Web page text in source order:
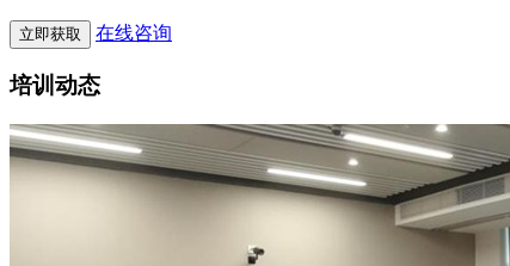
在线咨询
培训动态